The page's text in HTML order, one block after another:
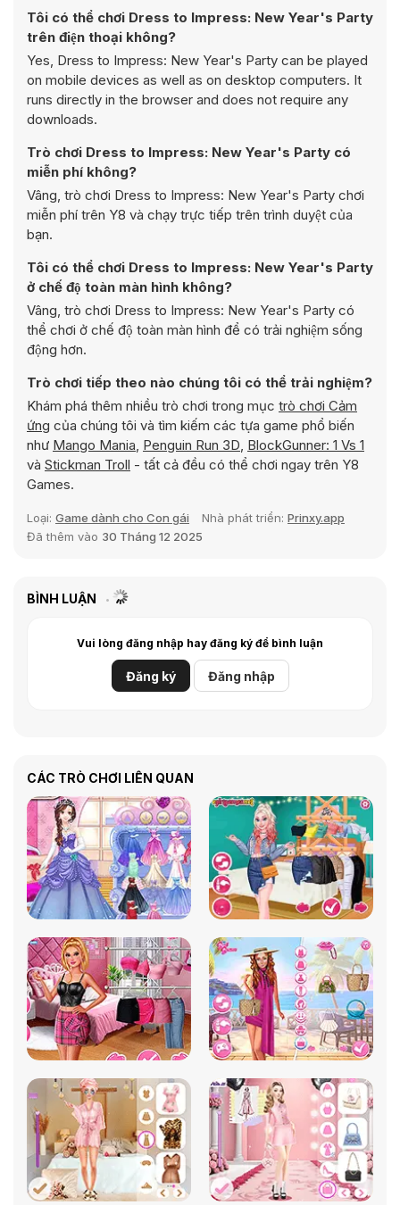
Tôi có thể chơi Dress to Impress: New Year's Party
trên điện thoại không?
Yes, Dress to Impress: New Year's Party can be played
on mobile devices as well as on desktop computers. It
runs directly in the browser and does not require any
downloads.
Trò chơi Dress to Impress: New Year's Party có
miễn phí không?
Vâng, trò chơi Dress to Impress: New Year's Party chơi
miễn phí trên Y8 và chạy trực tiếp trên trình duyệt của
bạn.
Tôi có thể chơi Dress to Impress: New Year's Party
ở chế độ toàn màn hình không?
Vâng, trò chơi Dress to Impress: New Year's Party có
thể chơi ở chế độ toàn màn hình để có trải nghiệm sống
động hơn.
Trò chơi tiếp theo nào chúng tôi có thể trải nghiệm?
Khám phá thêm nhiều trò chơi trong mục trò chơi Cảm
ứng của chúng tôi và tìm kiếm các tựa game phổ biến
như Mango Mania, Penguin Run 3D, BlockGunner: 1 Vs 1
và Stickman Troll - tất cả đều có thể chơi ngay trên Y8
Games.
Loại: Game dành cho Con gái Nhà phát triển: Prinxy.app
Đã thêm vào 30 Tháng 12 2025
BÌNH LUẬN
Vui lòng đăng nhập hay đăng ký để bình luận
Đăng ký Đăng nhập
CÁC TRÒ CHƠI LIÊN QUAN